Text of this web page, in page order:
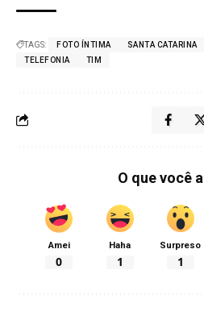
TAGS: FOTO ÍNTIMA SANTA CATARINA
TELEFONIA
TIM
O que você
Amei
0
Haha
1
Surpreso
1